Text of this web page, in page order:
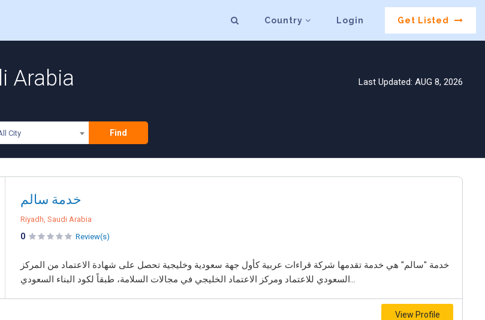
Country Login Get Listed
Arabia Last Updated: AUG 8, 2026
City Find
خدمة سالم
Riyadh, Saudi Arabia
0 Review(s)
خدمة "سالم" هي خدمة تقدمها شركة قراءات عربية كأول جهة سعودية وخليجية تحصل على شهادة الاعتماد من المركز
السعودي للاعتماد ومركز الاعتماد الخليجي في مجالات السلامة، طبقاً لكود البناء السعودي...
View Profile